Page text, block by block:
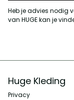
Heb je advies nodig
van HUGE kan je
Huge Kleding
Privacy